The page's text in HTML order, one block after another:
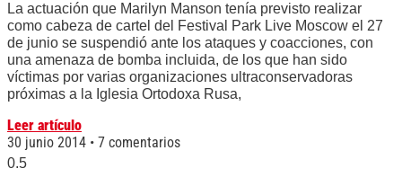
La actuación que Marilyn Manson tenía previsto realizar
como cabeza de cartel del Festival Park Live Moscow el 27
de junio se suspendió ante los ataques y coacciones, con
una amenaza de bomba incluida, de los que han sido
víctimas por varias organizaciones ultraconservadoras
próximas a la Iglesia Ortodoxa Rusa,
Leer artículo
30 junio 2014
7 comentarios